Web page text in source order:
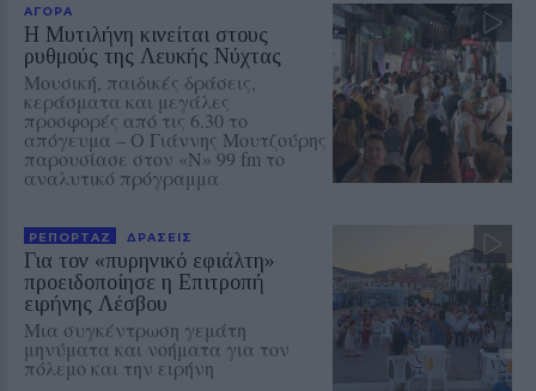
ΑΓΟΡΑ
Η Μυτιλήνη κινείται στους
ρυθμούς της Λευκής Νύχτας
Μουσική, παιδικές δράσεις,
κεράσματα και μεγάλες
προσφορές από τις 6.30 το
απόγευμα – Ο Γιάννης Μουτζούρης
παρουσίασε στον «Ν» 99 fm το
αναλυτικό πρόγραμμα
ΡΕΠΟΡΤΑΖ ΔΡΑΣΕΙΣ
Για τον «πυρηνικό εφιάλτη»
προειδοποίησε η Επιτροπή
ειρήνης Λέσβου
Μια συγκέντρωση γεμάτη
μηνύματα και νοήματα για τον
πόλεμο και την ειρήνη